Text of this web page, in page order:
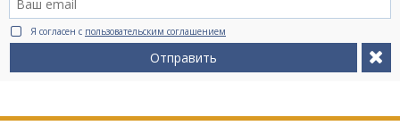
Я согласен с пользовательским соглашением
Отправить